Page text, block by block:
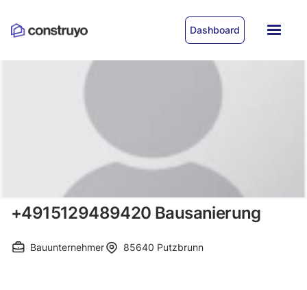
Dashboard
+4915129489420 Bausanierung
Bauunternehmer 85640 Putzbrunn